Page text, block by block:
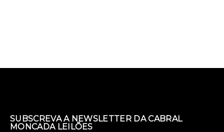
SUBSCREVA A NEWSLETTER DA CABRAL
MONCADA LEILÕES